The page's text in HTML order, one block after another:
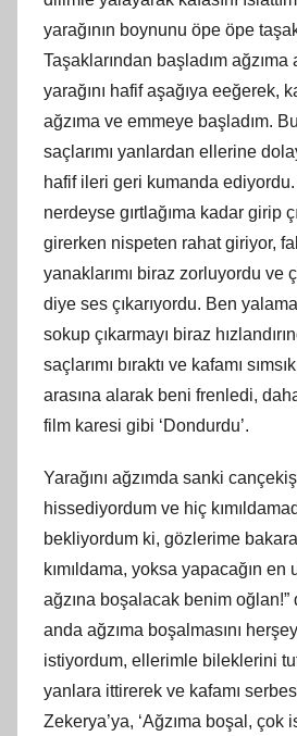
yarağının boynunu öpe öpe
Taşaklarından başladım
yarağını hafif aşağıya eeğerek,
ağzıma ve emmeye başladım.
saçlarımı yanlardan ellerine
hafif ileri geri kumanda ediyordu.
nerdeyse gırtlağıma kadar girip
girerken nispeten rahat giriyor,
yanaklarımı biraz zorluyordu ve
diye ses çıkarıyordu. Ben
sokup çıkarmayı biraz
saçlarımı bıraktı ve kafamı
arasına alarak beni frenledi,
film karesi gibi ‘Dondurdu’.
Yarağını ağzımda sanki
hissediyordum ve hiç
bekliyordum ki, gözlerime
kımıldama, yoksa yapacağın en
ağzına boşalacak benim
anda ağzıma boşalmasını
istiyordum, ellerimle bileklerini
yanlara ittirerek ve kafamı serbest
Zekerya’ya, ‘Ağzıma boşal, çok